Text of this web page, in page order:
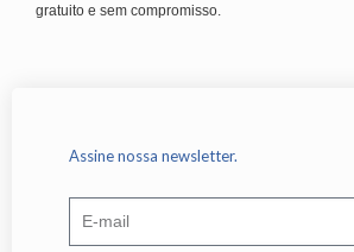
gratuito e sem compromisso.
Assine nossa newsletter.